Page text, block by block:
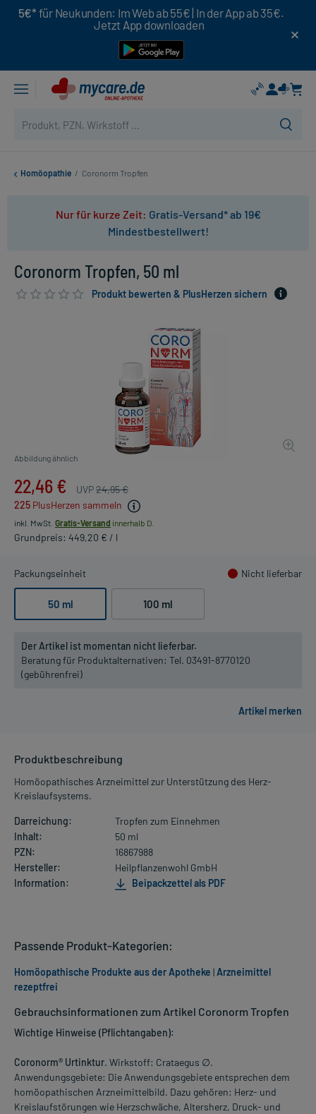
5€* für Neukunden: Im Web ab 55€ | In der App ab 35€.
Jetzt App downloaden
Homöopathie / Coronorm Tropfen
Nur für kurze Zeit: Gratis-Versand* ab 19€
Mindestbestellwert!
Coronorm Tropfen, 50 ml
Produkt bewerten & PlusHerzen sichern
Abbildung ähnlich
22,46 € UVP24,95 €
225 PlusHerzen sammeln
inkl. MwSt. Gratis-Versand innerhalb D.
Grundpreis: 449,20 € / l
Packungseinheit Nicht lieferbar
50 ml 100 ml
Der Artikel ist momentan nicht lieferbar.
Beratung für Produktalternativen: Tel. 03491-8770120
(gebührenfrei)
Produktbeschreibung
Homöopathisches Arzneimittel zur Unterstützung des Herz-
Kreislaufsystems.
Darreichung:
Tropfen zum Einnehmen
Inhalt:
50 ml
PZN:
16867988
Hersteller:
Heilpflanzenwohl GmbH
Information:
Beipackzettel als PDF
Gebrauchsinformationen zum Artikel Coronorm Tropfen
Wichtige Hinweise (Pflichtangaben):
Coronorm® Urtinktur. Wirkstoff: Crataegus ∅.
Anwendungsgebiete: Die Anwendungsgebiete entsprechen dem
homöopathischen Arzneimittelbild. Dazu gehören: Herz- und
Kreislaufstörungen wie Herzschwäche, Altersherz, Druck- und
Passende Produkt-Kategorien:
Homöopathische Produkte aus der Apotheke |Arzneimittel
rezeptfrei